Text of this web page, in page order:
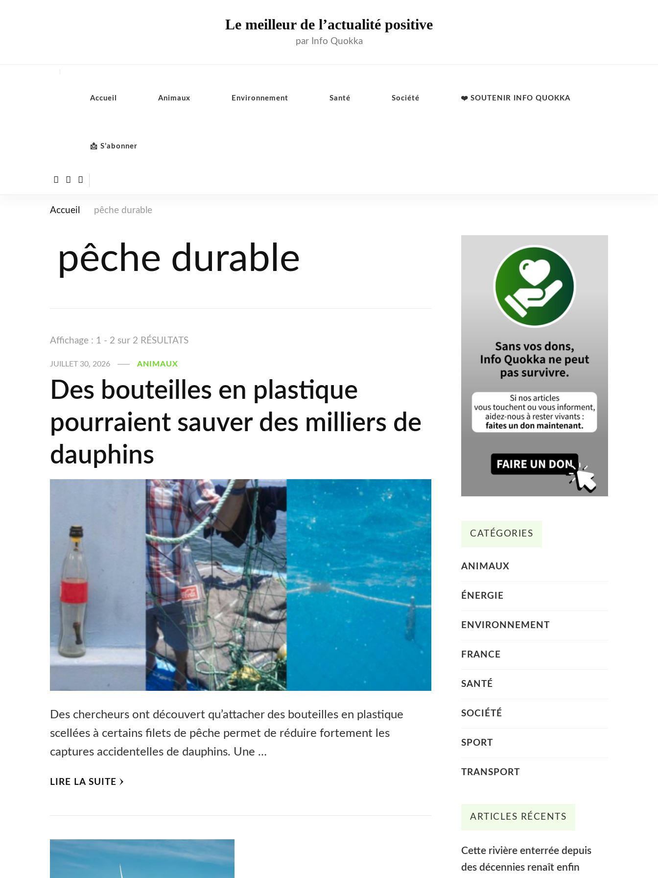
Le meilleur de l’actualité positive
par Info Quokka
Accueil Animaux Environnement Santé Société ❤️ SOUTENIR INFO QUOKKA
📩 S’abonner
Accueil pêche durable
pêche durable
Affichage : 1 - 2 sur 2 RÉSULTATS
JUILLET 30, 2026 ANIMAUX
Des bouteilles en plastique
pourraient sauver des milliers de
dauphins
Des chercheurs ont découvert qu’attacher des bouteilles en plastique
scellées à certains filets de pêche permet de réduire fortement les
captures accidentelles de dauphins. Une …
LIRE LA SUITE
CATÉGORIES
ANIMAUX
ÉNERGIE
ENVIRONNEMENT
FRANCE
SANTÉ
SOCIÉTÉ
SPORT
TRANSPORT
ARTICLES RÉCENTS
Cette rivière enterrée depuis
des décennies renaît enfin